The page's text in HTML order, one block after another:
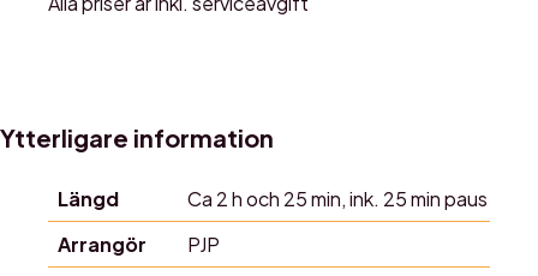
Ytterligare information
Längd
Ca 2 h och 25 min, ink. 25 min paus
Arrangör
PJP